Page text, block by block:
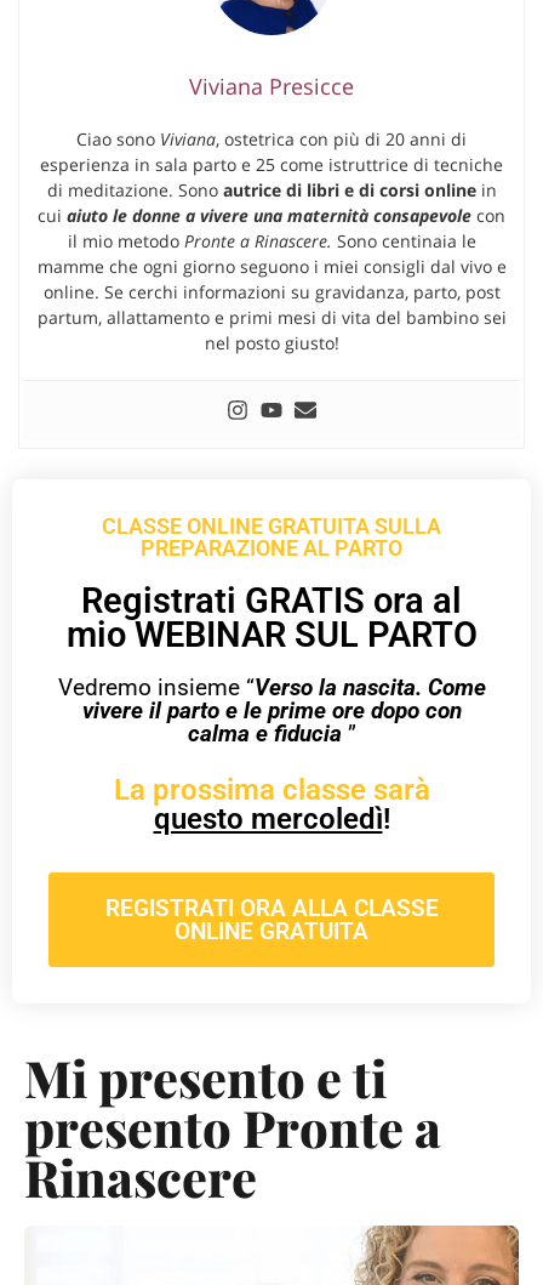
Viviana Presicce
Ciao sono Viviana, ostetrica con più di 20 anni di
esperienza in sala parto e 25 come istruttrice di tecniche
di meditazione. Sono autrice di libri e di corsi onlinein
cui aiuto le donne a vivere una maternità consapevole con
il mio metodo Pronte a Rinascere. Sono centinaia le
mamme che ogni giorno seguono i miei consigli dal vivo e
online. Se cerchi informazioni su gravidanza, parto, post
partum, allattamento e primi mesi di vita del bambino sei
nel posto giusto!
CLASSE ONLINE GRATUITA SULLA
PREPARAZIONE AL PARTO
Registrati GRATIS ora al
mio WEBINAR SUL PARTO
Vedremo insieme “Verso la nascita. Come
vivere il parto e le prime ore dopo con
calma e fiducia ”
La prossima classe sarà
questo mercoledì!
REGISTRATI ORA ALLA CLASSE
ONLINE GRATUITA
Mi presento e ti
presento Pronte a
Rinascere